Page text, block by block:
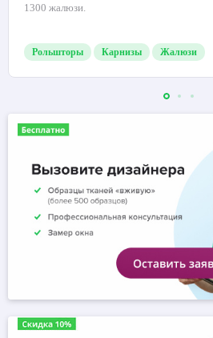
1300 жалюзи.
Рольшторы Карнизы Жалюзи